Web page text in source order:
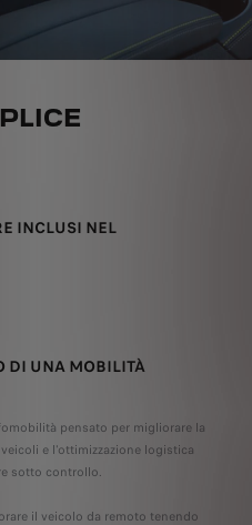
INCLUSI NEL
DI UNA MOBILITÀ
pensato per migliorare la
e l'ottimizzazione logistica
sotto controllo.
il veicolo da remoto tenendo